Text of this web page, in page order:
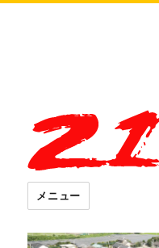
メニュー